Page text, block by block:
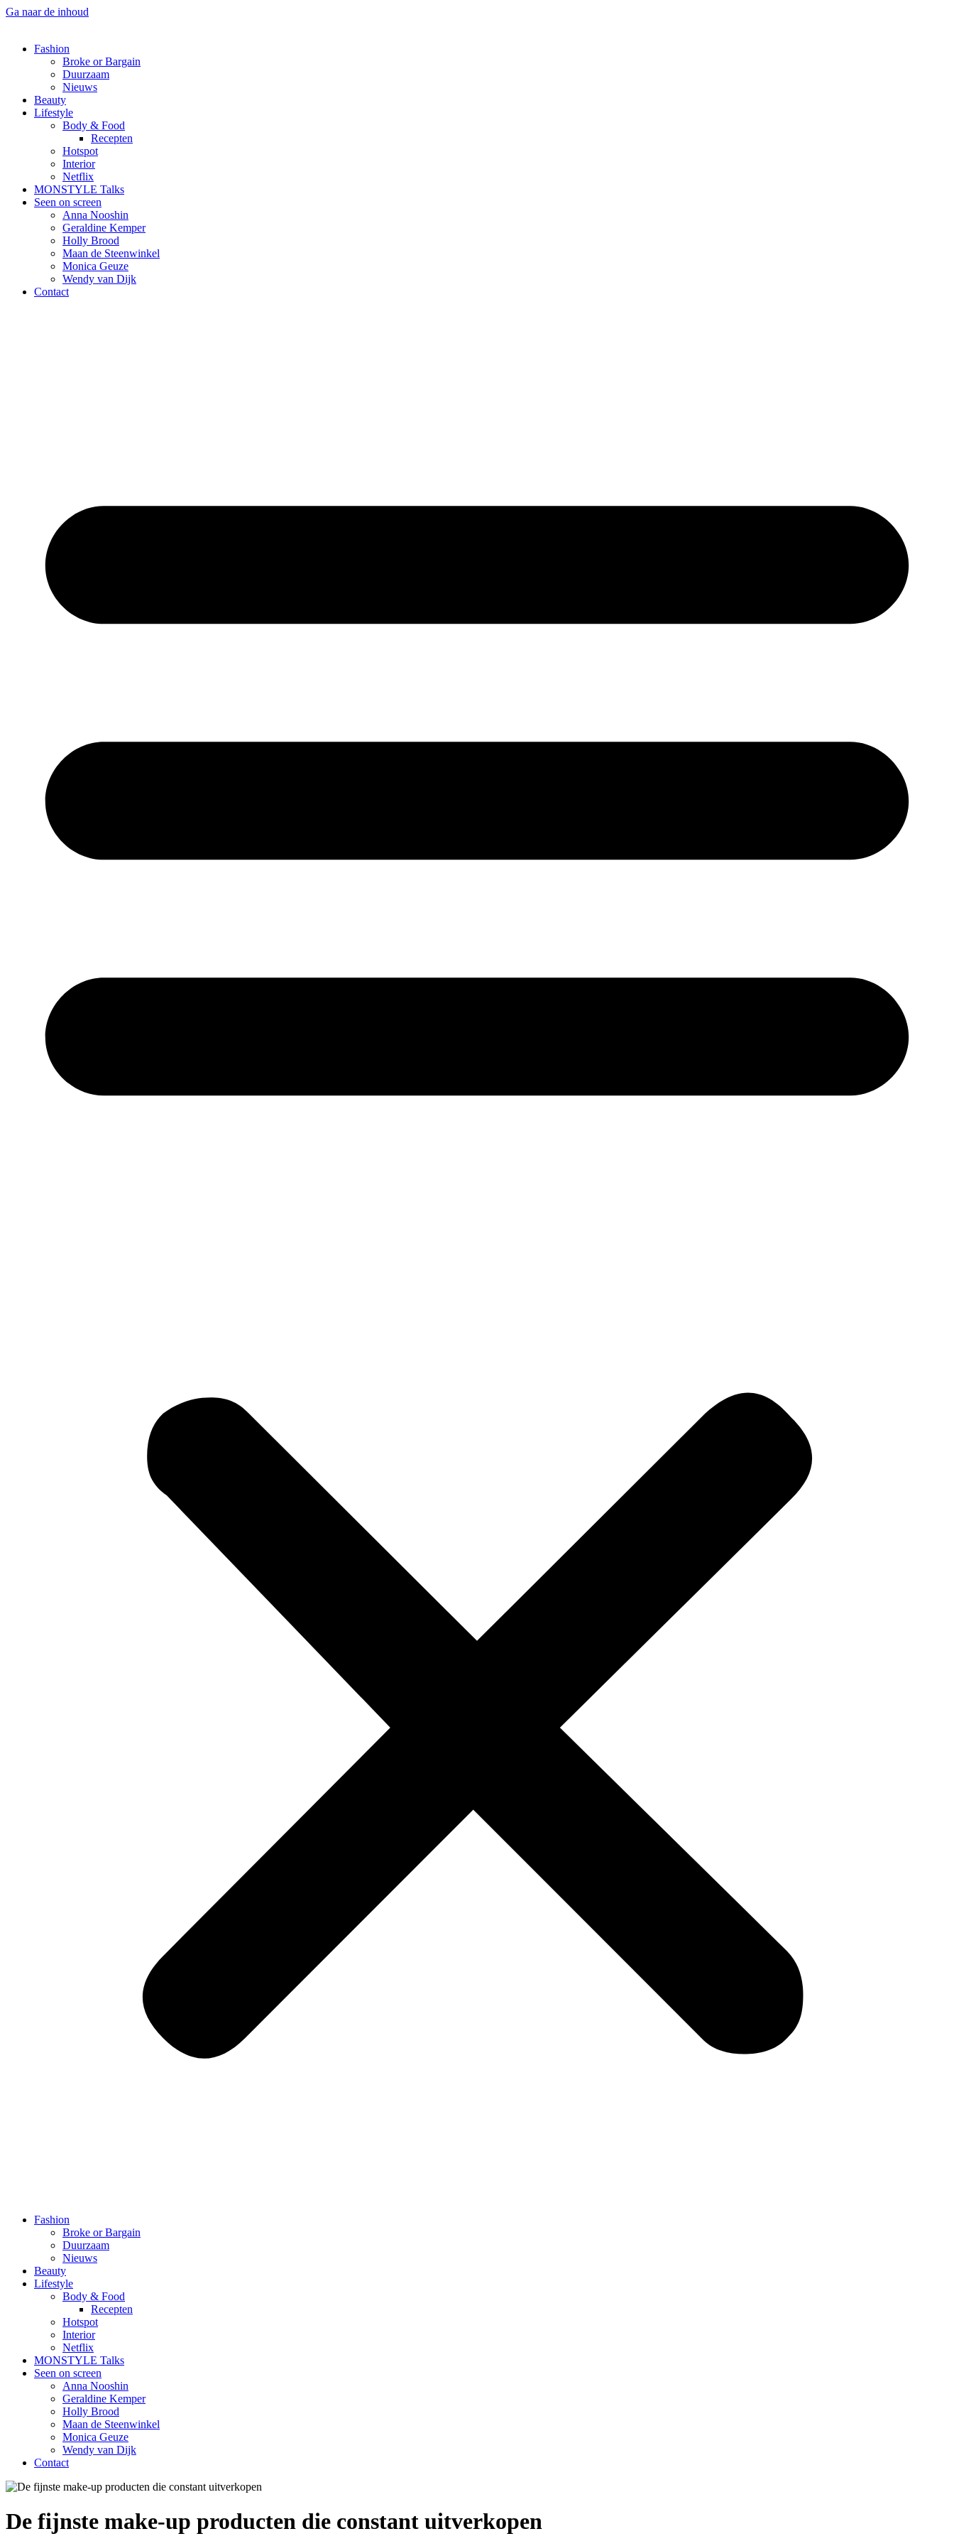
Ga naar de inhoud
Fashion
Broke or Bargain
Duurzaam
Nieuws
Beauty
Lifestyle
Body & Food
Recepten
Hotspot
Interior
Netflix
MONSTYLE Talks
Seen on screen
Anna Nooshin
Geraldine Kemper
Holly Brood
Maan de Steenwinkel
Monica Geuze
Wendy van Dijk
Contact
Fashion
Broke or Bargain
Duurzaam
Nieuws
Beauty
Lifestyle
Body & Food
Recepten
Hotspot
Interior
Netflix
MONSTYLE Talks
Seen on screen
Anna Nooshin
Geraldine Kemper
Holly Brood
Maan de Steenwinkel
Monica Geuze
Wendy van Dijk
Contact
De fijnste make-up producten die constant uitverkopen